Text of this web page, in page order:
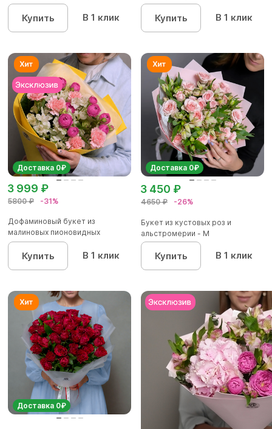
альстроме...
Купить В 1 клик
уп...
Купить В 1 клик
Доставка 0₽
5800 ₽ -31%
3 999 ₽
Дофаминовый букет из
малиновых пионовидных
кустовых роз...
Купить В 1 клик
Доставка 0₽
4650 ₽ -26%
3 450 ₽
Букет из кустовых роз и
альстромерии - М
Купить В 1 клик
Доставка 0₽